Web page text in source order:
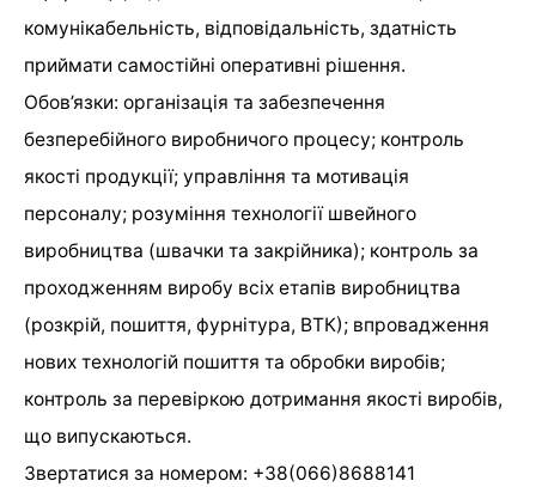
комунікабельність, відповідальність, здатність
приймати самостійні оперативні рішення.
Обов’язки: організація та забезпечення
безперебійного виробничого процесу; контроль
якості продукції; управління та мотивація
персоналу; розуміння технології швейного
виробництва (швачки та закрійника); контроль за
проходженням виробу всіх етапів виробництва
(розкрій, пошиття, фурнітура, ВТК); впровадження
нових технологій пошиття та обробки виробів;
контроль за перевіркою дотримання якості виробів,
що випускаються.
Звертатися за номером: +38(066)8688141